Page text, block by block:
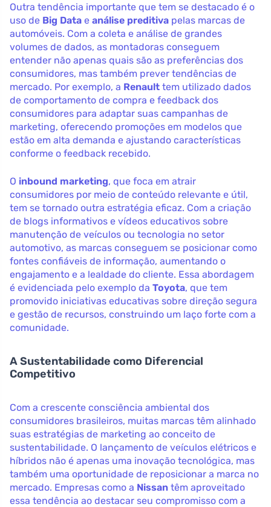
Outra tendência importante que tem se destacado é o
uso de Big Data e análise preditiva pelas marcas de
automóveis. Com a coleta e análise de grandes
volumes de dados, as montadoras conseguem
entender não apenas quais são as preferências dos
consumidores, mas também prever tendências de
mercado. Por exemplo, a Renault tem utilizado dados
de comportamento de compra e feedback dos
consumidores para adaptar suas campanhas de
marketing, oferecendo promoções em modelos que
estão em alta demanda e ajustando características
conforme o feedback recebido.
O inbound marketing, que foca em atrair
consumidores por meio de conteúdo relevante e útil,
tem se tornado outra estratégia eficaz. Com a criação
de blogs informativos e vídeos educativos sobre
manutenção de veículos ou tecnologia no setor
automotivo, as marcas conseguem se posicionar como
fontes confiáveis de informação, aumentando o
engajamento e a lealdade do cliente. Essa abordagem
é evidenciada pelo exemplo da Toyota, que tem
promovido iniciativas educativas sobre direção segura
e gestão de recursos, construindo um laço forte com a
comunidade.
A Sustentabilidade como Diferencial
Competitivo
Com a crescente consciência ambiental dos
consumidores brasileiros, muitas marcas têm alinhado
suas estratégias de marketing ao conceito de
sustentabilidade. O lançamento de veículos elétricos e
híbridos não é apenas uma inovação tecnológica, mas
também uma oportunidade de reposicionar a marca no
mercado. Empresas como a Nissan têm aproveitado
essa tendência ao destacar seu compromisso com a